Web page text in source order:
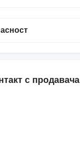
с продавача